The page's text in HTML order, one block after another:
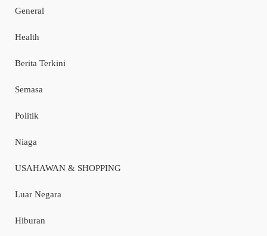
General
Health
Berita Terkini
Semasa
Politik
Niaga
USAHAWAN & SHOPPING
Luar Negara
Hiburan